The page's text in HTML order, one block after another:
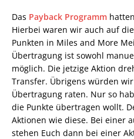
Das Payback Programm
Hierbei waren wir auch auf
Punkten in Miles and More
Übertragung ist sowohl
möglich. Die jetzige Aktion
Transfer. Übrigens würden
Übertragung raten. Nur so
die Punkte übertragen wollt.
Aktionen wie diese. Bei einer
stehen Euch dann bei einer